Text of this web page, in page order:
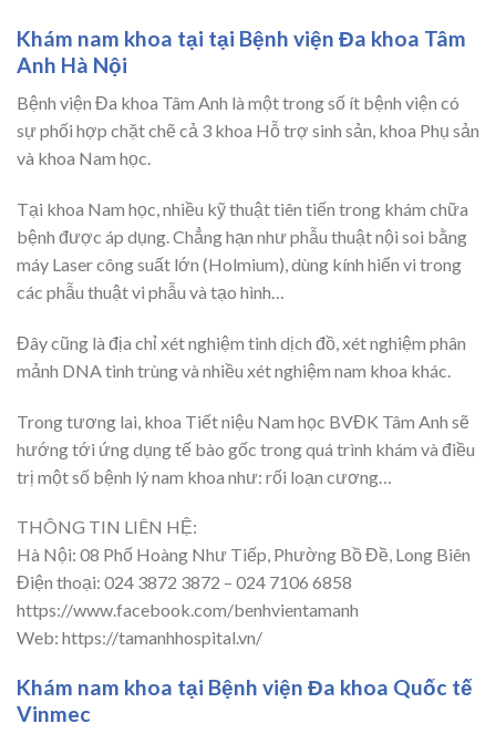
Khám nam khoa tại tại Bệnh viện Đa khoa Tâm
Anh Hà Nội
Bệnh viện Đa khoa Tâm Anh là một trong số ít bệnh viện có
sự phối hợp chặt chẽ cả 3 khoa Hỗ trợ sinh sản, khoa Phụ sản
và khoa Nam học.
Tại khoa Nam học, nhiều kỹ thuật tiên tiến trong khám chữa
bệnh được áp dụng. Chẳng hạn như phẫu thuật nội soi bằng
máy Laser công suất lớn (Holmium), dùng kính hiển vi trong
các phẫu thuật vi phẫu và tạo hình…
Đây cũng là địa chỉ xét nghiệm tinh dịch đồ, xét nghiệm phân
mảnh DNA tinh trùng và nhiều xét nghiệm nam khoa khác.
Trong tương lai, khoa Tiết niệu Nam học BVĐK Tâm Anh sẽ
hướng tới ứng dụng tế bào gốc trong quá trình khám và điều
trị một số bệnh lý nam khoa như: rối loạn cương…
THÔNG TIN LIÊN HỆ:
Hà Nội: 08 Phố Hoàng Như Tiếp, Phường Bồ Đề, Long Biên
Điện thoại: 024 3872 3872 – 024 7106 6858
https://www.facebook.com/benhvientamanh
Web: https://tamanhhospital.vn/
Khám nam khoa tại Bệnh viện Đa khoa Quốc tế
Vinmec